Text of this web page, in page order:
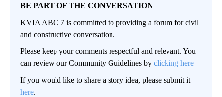
BE PART OF THE CONVERSATION
KVIA ABC 7 is committed to providing a forum for civil
and constructive conversation.
Please keep your comments respectful and relevant. You
can review our Community Guidelines by clicking here
If you would like to share a story idea, please submit it
here.